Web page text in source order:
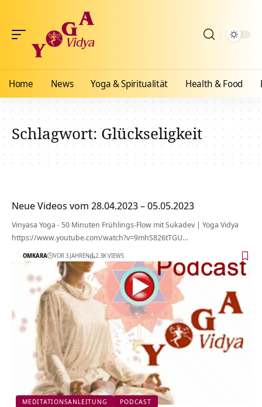
Home News Yoga & Spiritualität Health & Food
Schlagwort:Glückseligkeit
Neue Videos vom 28.04.2023 – 05.05.2023
Vinyasa Yoga - 50 Minuten Frühlings-Flow mit Sukadev | Yoga Vidya
https://www.youtube.com/watch?v=9mhS826tTGU…
OMKARA VOR 3 JAHREN 2.3K VIEWS
MEDITATIONSANLEITUNG PODCAST